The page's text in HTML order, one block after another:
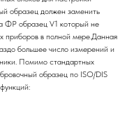
образец должен заменить
ФР образец V1 который не
приборов в полной мере.Данная
большее число измерений и
Помимо стандартных
образец по ISO/DIS